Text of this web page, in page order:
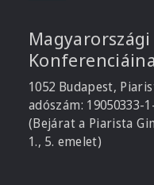
1052 Budapest,
adószám: 19050333-
(Bejárat a Piarista
1., 5. emelet)